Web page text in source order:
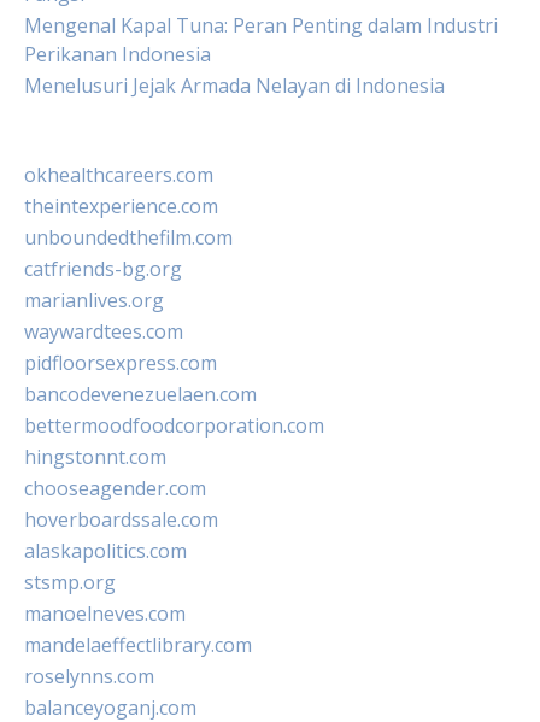
Mengenal Kapal Tuna: Peran Penting dalam Industri
Perikanan Indonesia
Menelusuri Jejak Armada Nelayan di Indonesia
okhealthcareers.com
theintexperience.com
unboundedthefilm.com
catfriends-bg.org
marianlives.org
waywardtees.com
pidfloorsexpress.com
bancodevenezuelaen.com
bettermoodfoodcorporation.com
hingstonnt.com
chooseagender.com
hoverboardssale.com
alaskapolitics.com
stsmp.org
manoelneves.com
mandelaeffectlibrary.com
roselynns.com
balanceyoganj.com